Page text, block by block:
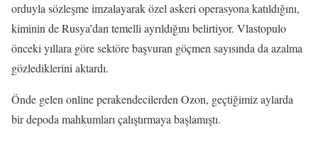
orduyla sözleşme imzalayarak özel askeri operasyona katıldığını,
kiminin de Rusya’dan temelli ayrıldığını belirtiyor. Vlastopulo
önceki yıllara göre sektöre başvuran göçmen sayısında da azalma
gözlediklerini aktardı.
Önde gelen online perakendecilerden Ozon, geçtiğimiz aylarda
bir depoda mahkumları çalıştırmaya başlamıştı.